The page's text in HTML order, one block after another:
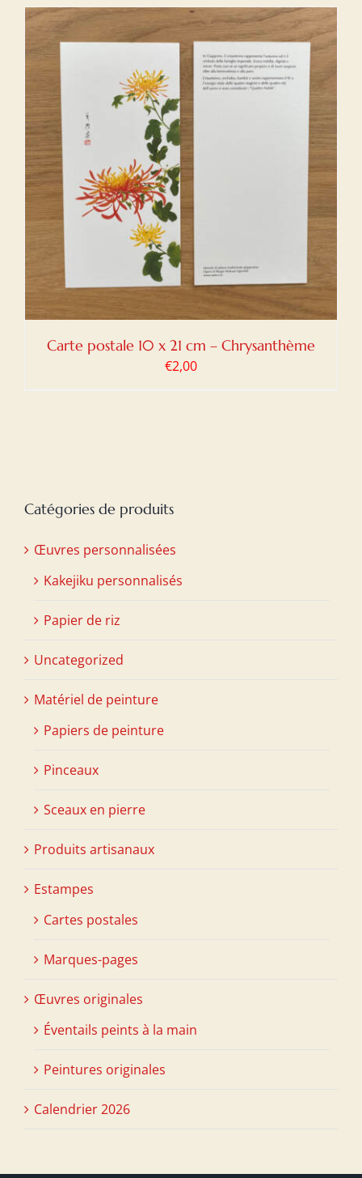
Carte postale 10 x 21 cm – Chrysanthème
€2,00
Catégories de produits
Œuvres personnalisées
Kakejiku personnalisés
Papier de riz
Uncategorized
Matériel de peinture
Papiers de peinture
Pinceaux
Sceaux en pierre
Produits artisanaux
Estampes
Cartes postales
Marques-pages
Œuvres originales
Éventails peints à la main
Peintures originales
Calendrier 2026